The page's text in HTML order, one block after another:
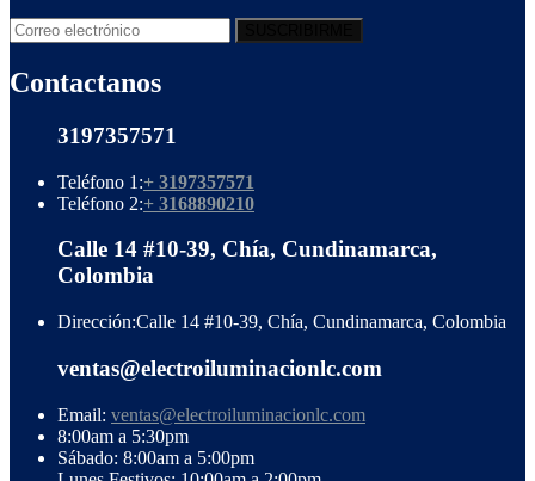
Contactanos
3197357571
Teléfono 1:+ 3197357571
Teléfono 2:+ 3168890210
Calle 14 #10-39, Chía, Cundinamarca,
Colombia
Dirección:Calle 14 #10-39, Chía, Cundinamarca, Colombia
ventas@electroiluminacionlc.com
Email: ventas@electroiluminacionlc.com
8:00am a 5:30pm
Sábado: 8:00am a 5:00pm